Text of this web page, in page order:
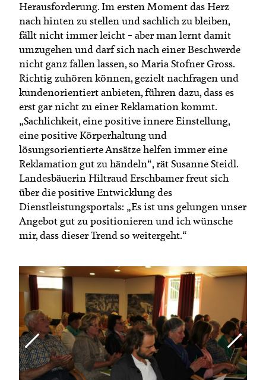
Herausforderung. Im ersten Moment das Herz
nach hinten zu stellen und sachlich zu bleiben,
fällt nicht immer leicht – aber man lernt damit
umzugehen und darf sich nach einer Beschwerde
nicht ganz fallen lassen, so Maria Stofner Gross.
Richtig zuhören können, gezielt nachfragen und
kundenorientiert anbieten, führen dazu, dass es
erst gar nicht zu einer Reklamation kommt.
„Sachlichkeit, eine positive innere Einstellung,
eine positive Körperhaltung und
lösungsorientierte Ansätze helfen immer eine
Reklamation gut zu händeln“, rät Susanne Steidl.
Landesbäuerin Hiltraud Erschbamer freut sich
über die positive Entwicklung des
Dienstleistungsportals: „Es ist uns gelungen unser
Angebot gut zu positionieren und ich wünsche
mir, dass dieser Trend so weitergeht.“